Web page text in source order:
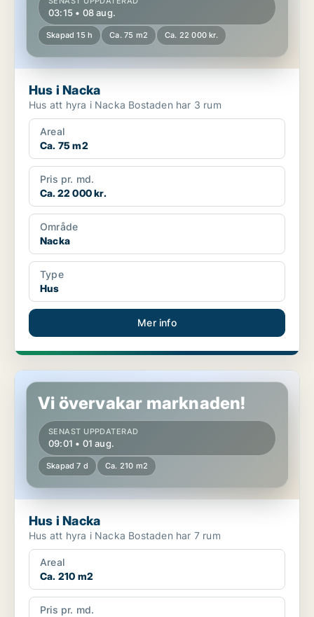
03:15 • 08 aug.
Skapad 15 h Ca. 75 m2 Ca. 22 000 kr.
Hus i Nacka
Hus att hyra i Nacka Bostaden har 3 rum
Areal
Ca. 75 m2
Pris pr. md.
Ca. 22 000 kr.
Område
Nacka
Type
Hus
Mer info
Hus i Nacka
Vi övervakar marknaden!
SENAST UPPDATERAD
09:01 • 01 aug.
Skapad 7 d Ca. 210 m2
Hus i Nacka
Hus att hyra i Nacka Bostaden har 7 rum
Areal
Ca. 210 m2
Pris pr. md.